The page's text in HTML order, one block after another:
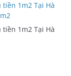
1m2 Tại Hà
1m2 Tại Hà